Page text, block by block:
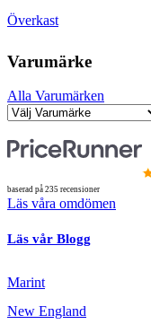
Överkast
Varumärke
Alla Varumärken
baserad på 235 recensioner
Läs våra omdömen
Läs vår Blogg
Marint
New England